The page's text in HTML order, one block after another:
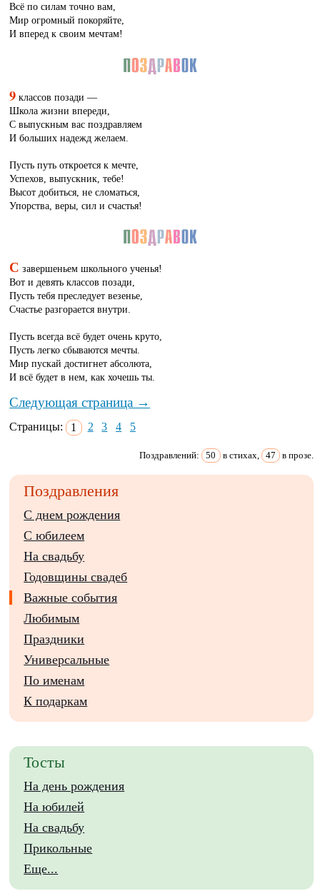
Всё по силам точно вам,
Мир огромный покоряйте,
И вперед к своим мечтам!
9 классов позади —
Школа жизни впереди,
С выпускным вас поздравляем
И больших надежд желаем.
Пусть путь откроется к мечте,
Успехов, выпускник, тебе!
Высот добиться, не сломаться,
Упорства, веры, сил и счастья!
С завершеньем школьного ученья!
Вот и девять классов позади,
Пусть тебя преследует везенье,
Счастье разгорается внутри.
Пусть всегда всё будет очень круто,
Пусть легко сбываются мечты.
Мир пускай достигнет абсолюта,
И всё будет в нем, как хочешь ты.
Следующая страница →
Страницы: 1 2 3 4 5
Поздравлений: 50 в стихах, 47 в прозе.
Поздравления
С днем рождения
С юбилеем
На свадьбу
Годовщины свадеб
Важные события
Любимым
Праздники
Универсальные
По именам
К подаркам
Тосты
На день рождения
На юбилей
На свадьбу
Прикольные
Еще...